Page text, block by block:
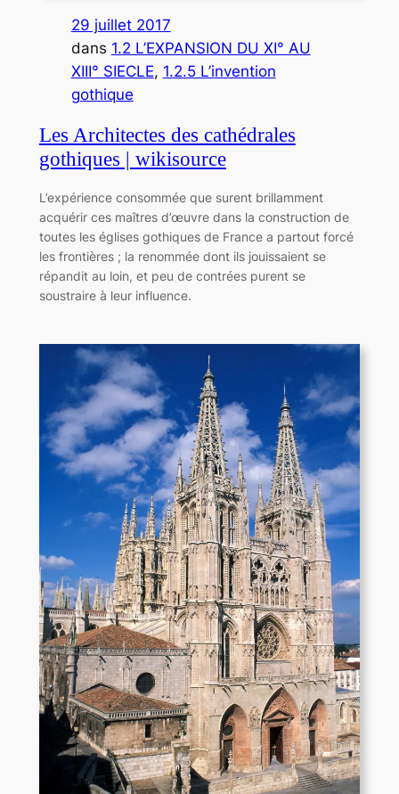
29 juillet 2017
dans 1.2 L’EXPANSION DU XI° AU
XIII° SIECLE, 1.2.5 L’invention
gothique
Les Architectes des cathédrales
gothiques | wikisource
L’expérience consommée que surent brillamment
acquérir ces maîtres d’œuvre dans la construction de
toutes les églises gothiques de France a partout forcé
les frontières ; la renommée dont ils jouissaient se
répandit au loin, et peu de contrées purent se
soustraire à leur influence.